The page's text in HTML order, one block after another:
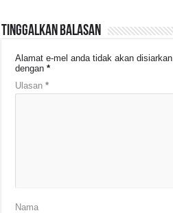
Tinggalkan Balasan
Alamat e-mel anda tidak akan disiarkan.
dengan*
Ulasan*
Nama